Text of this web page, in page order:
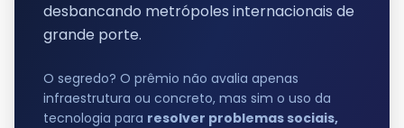
desbancando metrópoles internacionais de
grande porte.
O segredo? O prêmio não avalia apenas
infraestrutura ou concreto, mas sim o uso da
tecnologia para resolver problemas sociais,